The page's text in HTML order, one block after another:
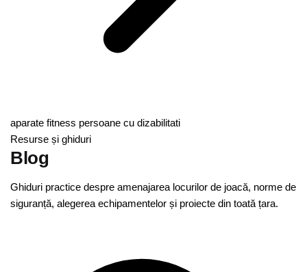
aparate fitness persoane cu dizabilitati
Resurse și ghiduri
Blog
Ghiduri practice despre amenajarea locurilor de joacă, norme de
siguranță, alegerea echipamentelor și proiecte din toată țara.